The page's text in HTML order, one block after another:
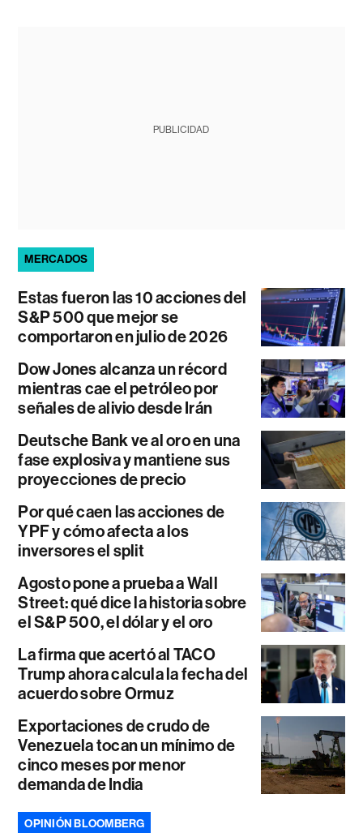
PUBLICIDAD
MERCADOS
Estas fueron las 10 acciones del
S&P 500 que mejor se
comportaron en julio de 2026
Dow Jones alcanza un récord
mientras cae el petróleo por
señales de alivio desde Irán
Deutsche Bank ve al oro en una
fase explosiva y mantiene sus
proyecciones de precio
Por qué caen las acciones de
YPF y cómo afecta a los
inversores el split
Agosto pone a prueba a Wall
Street: qué dice la historia sobre
el S&P 500, el dólar y el oro
La firma que acertó al TACO
Trump ahora calcula la fecha del
acuerdo sobre Ormuz
Exportaciones de crudo de
Venezuela tocan un mínimo de
cinco meses por menor
demanda de India
OPINIÓN BLOOMBERG